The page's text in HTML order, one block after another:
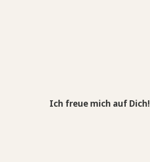
Ich freue mich auf Dich!